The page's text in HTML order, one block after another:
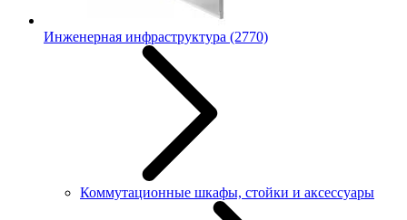
Инженерная инфраструктура (2770)
Коммутационные шкафы, стойки и аксессуары